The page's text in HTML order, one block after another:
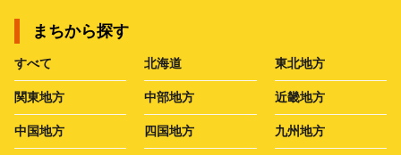
まちから探す
すべて 北海道 東北地方
関東地方 中部地方 近畿地方
中国地方 四国地方 九州地方